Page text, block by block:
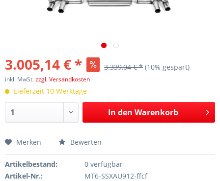
3.005,14 € * 3.339,04 € * (10% gespart)
inkl. MwSt.zzgl. Versandkosten
Lieferzeit 10 Werktage
In den Warenkorb
Merken Bewerten
Artikelbestand:
0 verfügbar
Artikel-Nr.:
MT6-SSXAU912-ffcf